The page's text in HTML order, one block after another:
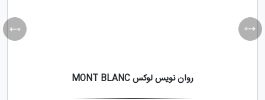
روان نویس لوکس MONT BLANC